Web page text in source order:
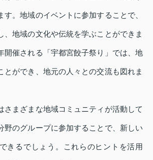
す。地域のイベントに参加することで、
、地域の文化や伝統を学ぶことができま
開催される「宇都宮餃子祭り」では、地
とができ、地元の人々との交流も図れま
さまざまな地域コミュニティが活動して
野のグループに参加することで、新しい
きるでしょう。これらのヒントを活用